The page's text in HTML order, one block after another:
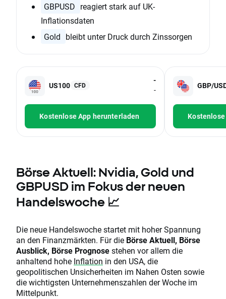
GBPUSD reagiert stark auf UK-
Inflationsdaten
Gold bleibt unter Druck durch Zinssorgen
US100 CFD
-
-
Kostenlose App herunterladen
GBP/
Börse Aktuell: Nvidia, Gold und
GBPUSD im Fokus der neuen
Handelswoche 📈
Die neue Handelswoche startet mit hoher Spannung
an den Finanzmärkten. Für die Börse Aktuell, Börse
Ausblick, Börse Prognosestehen vor allem die
anhaltend hohe Inflation in den USA, die
geopolitischen Unsicherheiten im Nahen Osten sowie
die wichtigsten Unternehmenszahlen der Woche im
Mittelpunkt.